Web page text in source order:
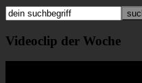
Videoclip der Woche